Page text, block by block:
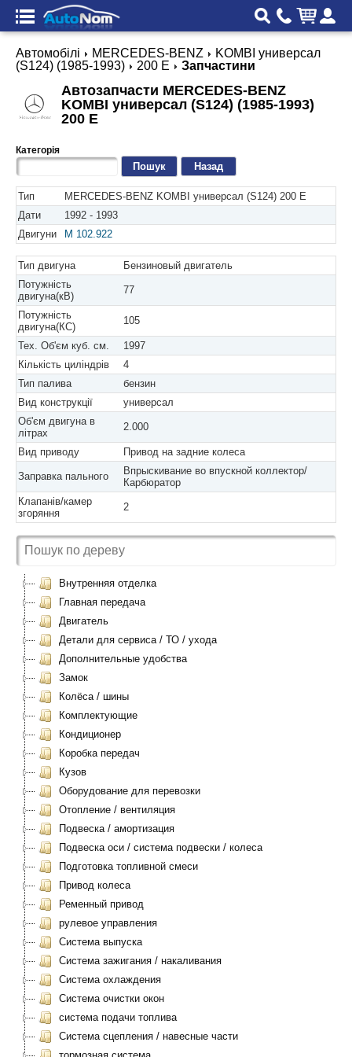
Автомобілі MERCEDES-BENZ
KOMBI универсал
(S124) (1985-1993)
200 E Запчастини
Автозапчасти MERCEDES-BENZ
KOMBI универсал (S124) (1985-1993)
200 E
Категорія
Назад
Тип
MERCEDES-BENZ KOMBI универсал (S124) 200 E
Дати
1992 - 1993
Двигуни
M 102.922
Тип двигуна
Бензиновый двигатель
Потужність
двигуна(кВ)
77
Потужність
двигуна(КС)
105
Тех. Об'єм куб. см.
1997
Кількість циліндрів
4
Тип палива
бензин
Вид конструкції
универсал
Об'єм двигуна в
літрах
2.000
Вид приводу Привод на задние колеса
Заправка пального
Впрыскивание во впускной коллектор/
Карбюратор
Клапанів/камер
згоряння
2
Внутренняя отделка
Главная передача
Двигатель
Детали для сервиса / ТО / ухода
Дополнительные удобства
Замок
Колёса / шины
Комплектующие
Кондиционер
Коробка передач
Кузов
Оборудование для перевозки
Отопление / вентиляция
Подвеска / амортизация
Подвеска оси / система подвески / колеса
Подготовка топливной смеси
Привод колеса
Ременный привод
рулевое управления
Система выпуска
Система зажигания / накаливания
Система охлаждения
Система очистки окон
система подачи топлива
Система сцепления / навесные части